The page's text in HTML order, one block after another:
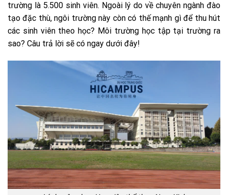
trường là 5.500 sinh viên. Ngoài lý do về chuyên ngành đào
tạo đặc thù, ngôi trường này còn có thế mạnh gì để thu hút
các sinh viên theo học? Môi trường học tập tại trường ra
sao? Câu trả lời sẽ có ngay dưới đây!